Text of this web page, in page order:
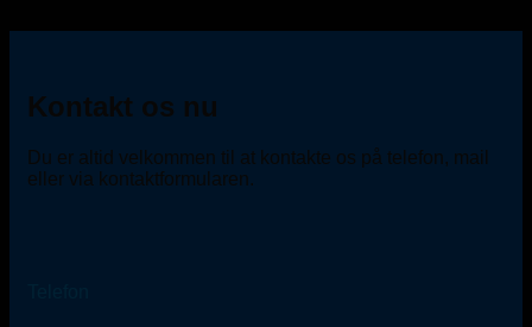
Kontakt os nu
Du er altid velkommen til at kontakte os på telefon, mail
eller via kontaktformularen.